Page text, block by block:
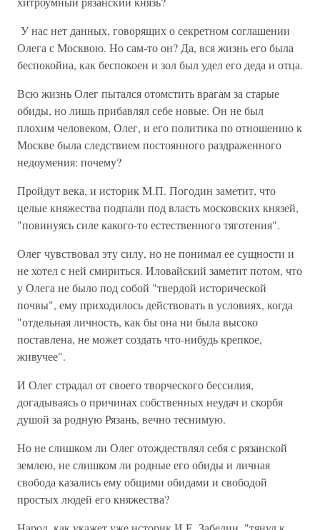
У нас нет данных, говорящих о секретном соглашении
Олега с Москвою. Но сам-то он? Да, вся жизнь его была
беспокойна, как беспокоен и зол был удел его деда и отца.
Всю жизнь Олег пытался отомстить врагам за старые
обиды, но лишь прибавлял себе новые. Он не был
плохим человеком, Олег, и его политика по отношению к
Москве была следствием постоянного раздраженного
недоумения: почему?
Пройдут века, и историк М.П. Погодин заметит, что
целые княжества подпали под власть московских князей,
"повинуясь силе какого-то естественного тяготения".
Олег чувствовал эту силу, но не понимал ее сущности и
не хотел с ней смириться. Иловайский заметит потом, что
у Олега не было под собой "твердой исторической
почвы", ему приходилось действовать в условиях, когда
"отдельная личность, как бы она ни была высоко
поставлена, не может создать что-нибудь крепкое,
живучее".
И Олег страдал от своего творческого бессилия,
догадываясь о причинах собственных неудач и скорбя
душой за родную Рязань, вечно теснимую.
Но не слишком ли Олег отождествлял себя с рязанской
землею, не слишком ли родные его обиды и личная
свобода казались ему общими обидами и свободой
простых людей его княжества?